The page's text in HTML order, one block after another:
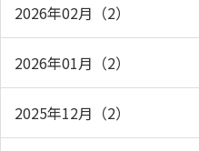
2026年02月（2）
2026年01月（2）
2025年12月（2）